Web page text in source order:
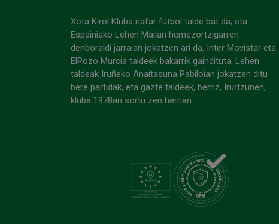
Xota Kirol Kluba nafar futbol talde bat da, eta
Espainiako Lehen Mailan hemezortzigarren
denboraldi jarraian jokatzen ari da, Inter Movistar eta
ElPozo Murcia taldeek bakarrik gaindituta. Lehen
taldeak Iruñeko Anaitasuna Pabiloian jokatzen ditu
bere partidak, eta gazte taldeek, berriz, Irurtzunen,
kluba 1978an sortu zen herrian.